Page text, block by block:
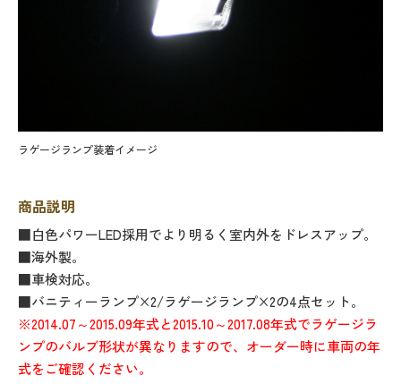
ラゲージランプ装着イメージ
商品説明
■白色パワーLED採用でより明るく室内外をドレスアップ。
■海外製。
■車検対応。
■バニティーランプ×2/ラゲージランプ×2の4点セット。
※2014.07～2015.09年式と2015.10～2017.08年式でラゲージラ
ンプのバルブ形状が異なりますので、オーダー時に車両の年
式をご確認ください。